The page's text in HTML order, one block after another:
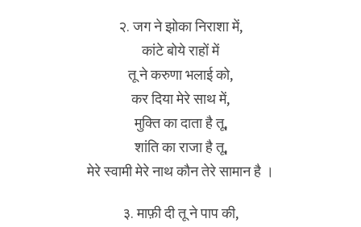
२. जग ने झोका निराशा में,
कांटे बोये राहों में
तू ने करुणा भलाई को,
कर दिया मेरे साथ में,
मुक्ति का दाता है तू,
शांति का राजा है तू,
मेरे स्वामी मेरे नाथ कौन तेरे सामान है ।
३. माफ़ी दी तू ने पाप की,